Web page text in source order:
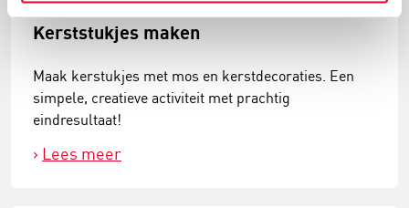
Kerststukjes maken
Maak kerstukjes met mos en kerstdecoraties. Een
simpele, creatieve activiteit met prachtig
eindresultaat!
Lees meer